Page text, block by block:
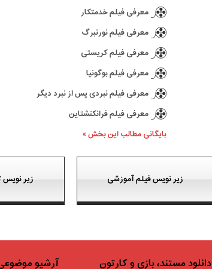
معرفی فیلم خدمتکار
معرفی فیلم نورنبرگ
معرفی فیلم کریستی
معرفی فیلم بوگونیا
معرفی فیلم نبردی پس از نبرد دیگر
معرفی فیلم فرانکنشتاین
بایگانی مطالب این بخش »
زیر نویس فیلم آموزشی زیر نویس
دانلود مستند، بازی و کارتون آرشیو